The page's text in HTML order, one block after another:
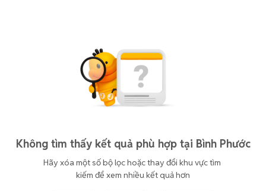
Không tìm thấy kết quả phù hợp tại Bình Phước
Hãy xóa một số bộ lọc hoặc thay đổi khu vực tìm
kiếm để xem nhiều kết quả hơn